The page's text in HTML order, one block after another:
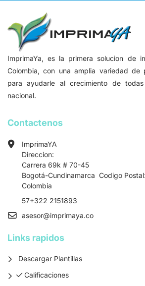
ImprimaYa, es la primera solucion de
Colombia, con una amplia variedad de
para ayudarle al crecimiento de
nacional.
Contactenos
ImprimaYA
Direccion:
Carrera 69k # 70-45
Bogotá-Cundinamarca Codigo Postal:
Colombia
57+322 2151893
asesor@imprimaya.co
Links rapidos
Descargar Plantillas
Calificaciones
Calificaciones